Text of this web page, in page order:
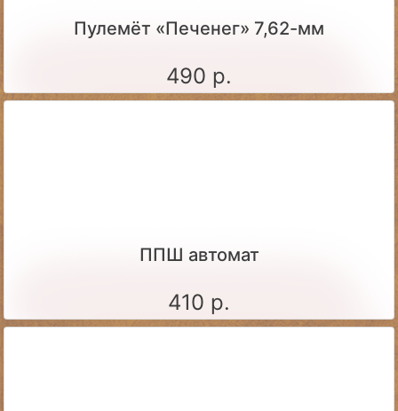
Пулемёт «Печенег» 7,62-мм
490 р.
ППШ автомат
410 р.